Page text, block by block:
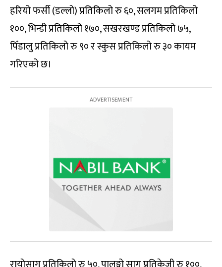
हरियो फर्सी (डल्लो) प्रतिकिलो रु ६०, सलगम प्रतिकिलो
१००, भिन्डी प्रतिकिलो १७०, सखरखण्ड प्रतिकिलो ७५,
पिँडालु प्रतिकिलो रु ९० र स्कुस प्रतिकिलो रु ३० कायम
गरिएको छ।